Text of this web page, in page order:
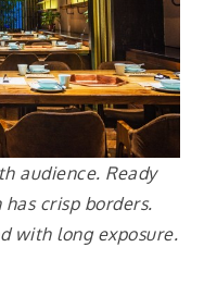
audience. Ready
crisp borders.
with long exposure.